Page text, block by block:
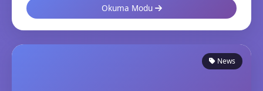
Okuma Modu
News